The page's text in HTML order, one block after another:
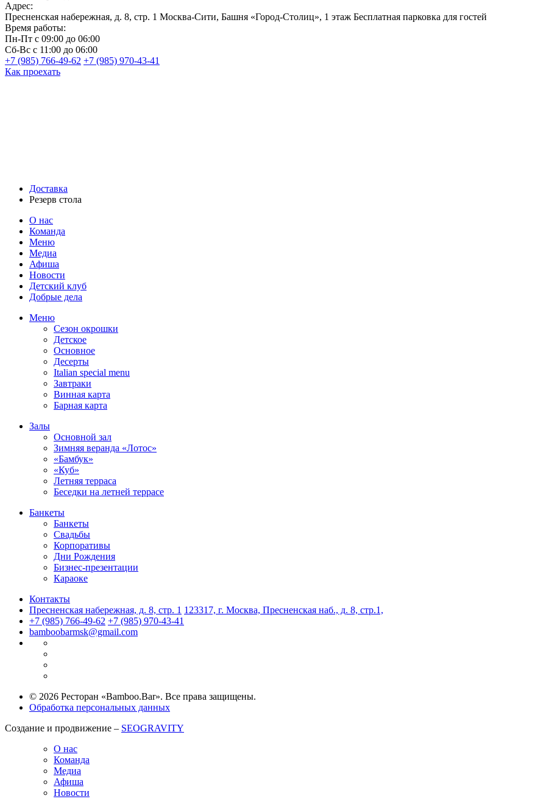
Адрес:
Пресненская набережная, д. 8, стр. 1 Москва-Сити, Башня «Город-Столиц», 1 этаж Бесплатная парковка для гостей
Время работы:
Пн-Пт с 09:00 до 06:00
Сб-Вс с 11:00 до 06:00
+7 (985) 766-49-62 +7 (985) 970-43-41
Как проехать
Доставка
Резерв стола
О нас
Команда
Меню
Медиа
Афиша
Новости
Детский клуб
Добрые дела
Меню
Сезон окрошки
Детское
Основное
Десерты
Italian special menu
Завтраки
Винная карта
Барная карта
Залы
Основной зал
Зимняя веранда «Лотос»
«Бамбук»
«Куб»
Летняя терраса
Беседки на летней террасе
Банкеты
Банкеты
Свадьбы
Корпоративы
Дни Рождения
Бизнес-презентации
Караоке
Контакты
Пресненская набережная, д. 8, стр. 1 123317, г. Москва, Пресненская наб., д. 8, стр.1,
+7 (985) 766-49-62 +7 (985) 970-43-41
bamboobarmsk@gmail.com
© 2026 Ресторан «Bamboo.Bar». Все права защищены.
Обработка персональных данных
Создание и продвижение – SEOGRAVITY
О нас
Команда
Медиа
Афиша
Новости